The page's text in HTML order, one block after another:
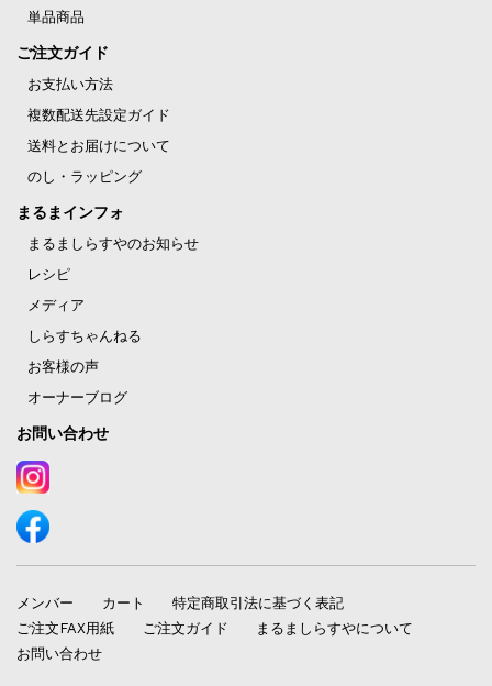
単品商品
ご注文ガイド
お支払い方法
複数配送先設定ガイド
送料とお届けについて
のし・ラッピング
まるまインフォ
まるましらすやのお知らせ
レシピ
メディア
しらすちゃんねる
お客様の声
オーナーブログ
お問い合わせ
メンバー カート
特定商取引法に基づく表記
ご注文FAX用紙
ご注文ガイド
まるましらすやについて
お問い合わせ